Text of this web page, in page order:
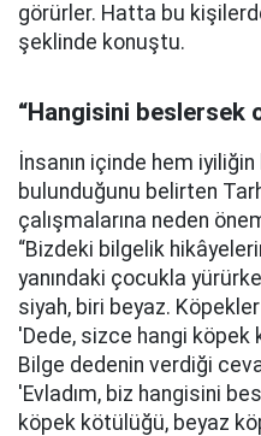
görürler. Hatta bu
şeklinde konuştu.
“Hangisini beslersek
İnsanın içinde hem
bulunduğunu belirten
çalışmalarına neden
“Bizdeki bilgelik
yanındaki çocukla
siyah, biri beyaz.
'Dede, sizce hangi
Bilge dedenin verdiği
'Evladım, biz hangisini
köpek kötülüğü, beyaz